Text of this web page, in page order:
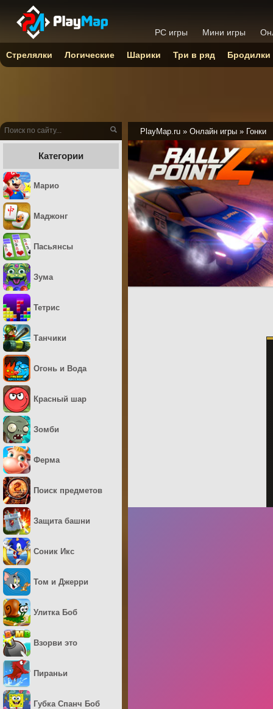
PlayMap.ru » Онлайн игры » Гонки
Категории
Марио
Маджонг
Пасьянсы
Зума
Тетрис
Танчики
Огонь и Вода
Красный шар
Зомби
Ферма
Поиск предметов
Защита башни
Соник Икс
Том и Джерри
Улитка Боб
Взорви это
Пираньи
Губка Спанч Боб
PC игры Мини игры
Стрелялки Логические Шарики Три в ряд Бродилки